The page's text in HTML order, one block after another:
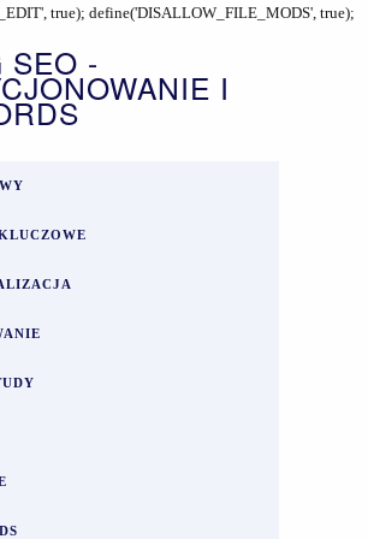
true); define('DISALLOW_FILE_MODS', true);
SEO -
I